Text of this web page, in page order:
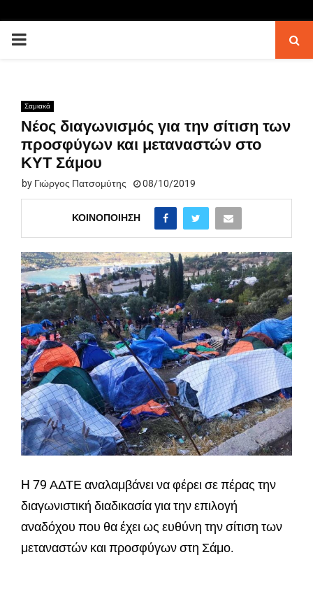
PRIMARY
Σαμιακά
Νέος διαγωνισμός για την σίτιση των
προσφύγων και μεταναστών στο
ΚΥΤ Σάμου
by Γιώργος Πατσομύτης 08/10/2019
ΚΟΙΝΟΠΟΊΗΣΗ
H 79 ΑΔΤΕ αναλαμβάνει να φέρει σε πέρας την
διαγωνιστική διαδικασία για την επιλογή
αναδόχου που θα έχει ως ευθύνη την σίτιση των
μεταναστών και προσφύγων στη Σάμο.